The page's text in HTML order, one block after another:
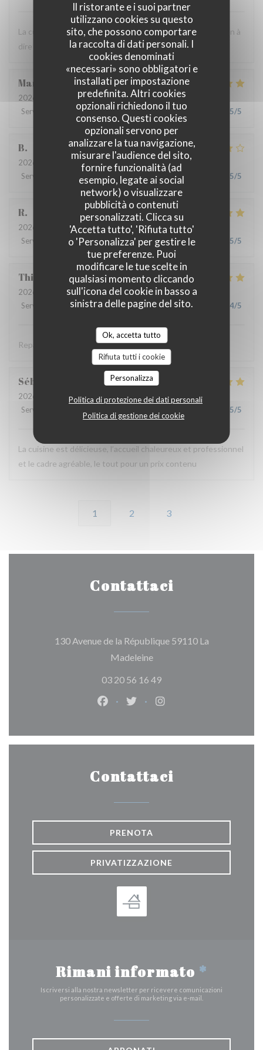
Il ristorante e i suoi partner
utilizzano cookies su questo
sito, che possono comportare
la raccolta di dati personali. I
cookies denominati
«necessari» sono obbligatori e
installati per impostazione
predefinita. Altri cookies
opzionali richiedono il tuo
consenso. Questi cookies
opzionali servono per
analizzare la tua navigazione,
misurare l'audience del sito,
fornire funzionalità (ad
esempio, legate ai social
network) o visualizzare
pubblicità o contenuti
personalizzati. Clicca su
'Accetta tutto', 'Rifiuta tutto'
o 'Personalizza' per gestire le
tue preferenze. Puoi
modificare le tue scelte in
qualsiasi momento cliccando
sull'icona del cookie in basso a
sinistra delle pagine del sito.
Ok, accetta tutto
Rifiuta tutti i cookie
Personalizza
Politica di protezione dei dati personali
Politica di gestione dei cookie
La cuisine est très bonne et le personnel est agréable. Rien à
dire ! C'est toujours un bon moment.
Marie
2026-07-21
- 19:30 - Ospiti 2
Servizio
Atmosfera: 5 /5 Cucina:5/5 Qualità / Prezzo 5/5
B
2026-07-08
- 20:00 - Ospiti 4
Servizio
: /5 Cucina 4 Qualità / Prezzo 5/5
R
2026-06-17
- 13:00 - Ospiti 3
Servizio
Atmosfera:4/5 Cucina: 5/5 Qualità / Prezzo 5/5
Thierry
2026-06-11
- 19:30 - Ospiti 2
Servizio
Atmosfera : 4/5 Cucina: 5 /5 Qualità / Prezzo 4/5
Repas savoureux et original . Accueil très sympa .
Sébastien
2026-06-11
- 12:00 - Ospiti 2
Servizio
5/5
La cuisine est délicieuse, l’accueil chaleureux et professionnel
et le cadre agréable, le tout pour un prix contenu
1 2 3
Contattaci
130 Avenue de la République 59110 La
Madeleine((apre una nuova finestra))
03 20 56 16 49
Facebook ((apre una nuova
Twitter ((apre una nuova
Instagram ((apre una
Contattaci
PRENOTA
PRIVATIZZAZIONE
Rimani informato *
Iscriversi alla nostra newsletter per ricevere comunicazioni
personalizzate e offerte di marketing via e-mail.